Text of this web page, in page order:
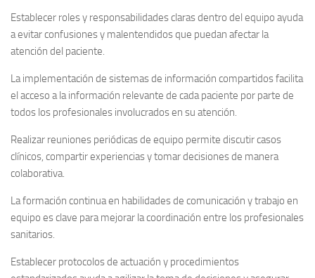
Establecer roles y responsabilidades claras dentro del equipo ayuda
a evitar confusiones y malentendidos que puedan afectar la
atención del paciente.
La implementación de sistemas de información compartidos facilita
el acceso a la información relevante de cada paciente por parte de
todos los profesionales involucrados en su atención.
Realizar reuniones periódicas de equipo permite discutir casos
clínicos, compartir experiencias y tomar decisiones de manera
colaborativa.
La formación continua en habilidades de comunicación y trabajo en
equipo es clave para mejorar la coordinación entre los profesionales
sanitarios.
Establecer protocolos de actuación y procedimientos